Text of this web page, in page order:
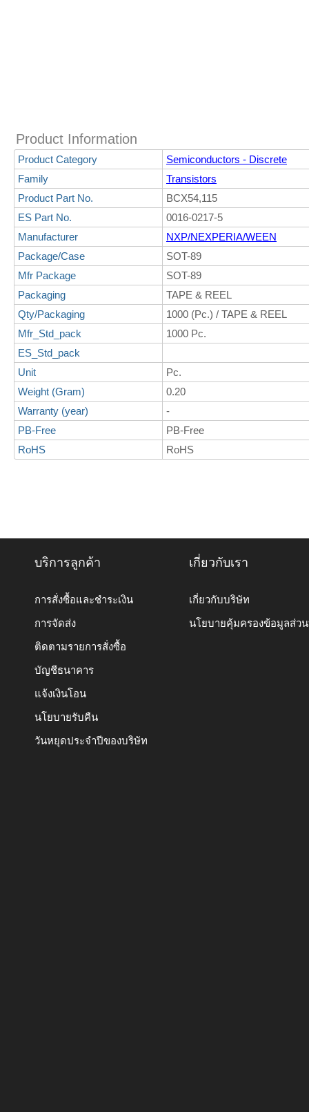
Product Information
Product Category
Semiconductors - Discrete
Family
Transistors
Product Part No.
BCX54,115
ES Part No.
0016-0217-5
Manufacturer
NXP/NEXPERIA/WEEN
Package/Case
SOT-89
Mfr Package
SOT-89
Packaging
TAPE & REEL
Qty/Packaging
1000 (Pc.) / TAPE & REEL
Mfr_Std_pack
1000 Pc.
ES_Std_pack
Unit
Pc.
Weight (Gram)
0.20
Warranty (year)
-
PB-Free
PB-Free
RoHS
RoHS
บริการลูกค้า
การสั่งซื้อและชำระเงิน
การจัดส่ง
ติดตามรายการสั่งซื้อ
บัญชีธนาคาร
แจ้งเงินโอน
นโยบายรับคืน
วันหยุดประจำปีของบริษัท
เกี่ยวกับเรา
เกี่ยวกับบริษัท
นโยบายคุ้มครองข้อมูลส่ว